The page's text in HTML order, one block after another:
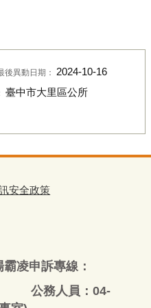
後異動日期： 2024-10-16
臺中市大里區公所
安全政策
凌申訴專線：
：04-